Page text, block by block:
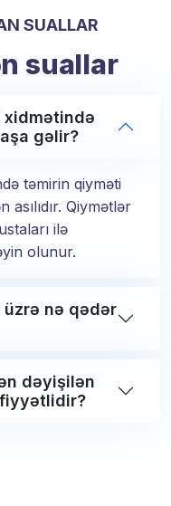
SUALLAR
suallar
xidmətində
gəlir?
təmirin qiyməti
Qiymətlər
ilə
olunur.
üzrə nə qədər
dəyişilən